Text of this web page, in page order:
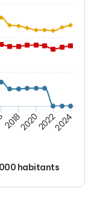
000 habitants
2018202020222024